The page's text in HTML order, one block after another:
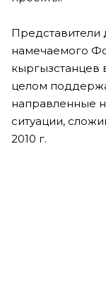
Представители
намечаемого
кыргызстанцев
целом
направленные
ситуации,
2010 г.